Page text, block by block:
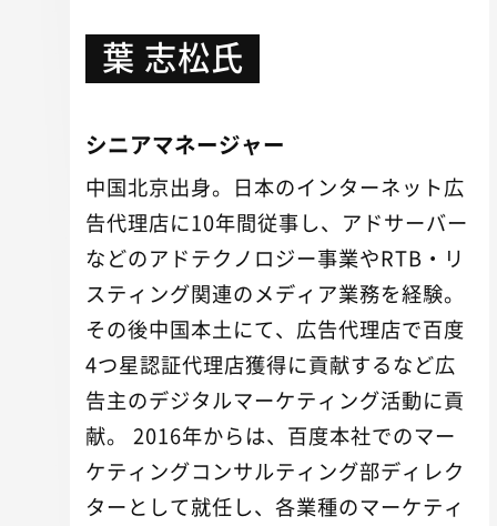
葉 志松氏
シニアマネージャー
中国北京出身。日本のインターネット広
告代理店に10年間従事し、アドサーバー
などのアドテクノロジー事業やRTB・リ
スティング関連のメディア業務を経験。
その後中国本土にて、広告代理店で百度
4つ星認証代理店獲得に貢献するなど広
告主のデジタルマーケティング活動に貢
献。 2016年からは、百度本社でのマー
ケティングコンサルティング部ディレク
ターとして就任し、各業種のマーケティ